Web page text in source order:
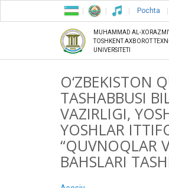
Pochta
MUHAMMAD AL-
TOSHKENT AXBOROT
UNIVERSITETI
O‘ZBEKISTON
TASHABBUSI
VAZIRLIGI,
YOSHLAR
“QUVNOQLAR
BAHSLARI